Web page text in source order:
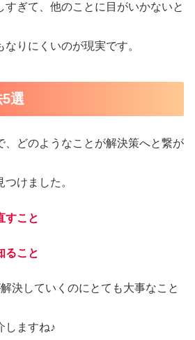
すぎて、他のことに目がいかないと
りにくいのが現実です。
選
、どのようなことが解決策へと繋が
けました。
すこと
ること
決していくのにとても大事なこと
しますね♪